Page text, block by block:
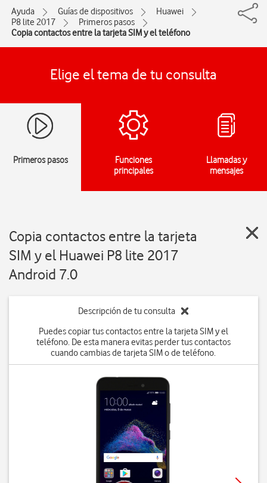
Ayuda Guías de dispositivos
Huawei
P8 lite 2017
Primeros pasos
Copia contactos entre la tarjeta SIM y el teléfono
Elige el tema de tu consulta
Primeros pasos
Funciones
principales
Llamadas y
mensajes
Copia contactos entre la tarjeta
SIM y el Huawei P8 lite 2017
Android 7.0
Descripción de tu consulta
Puedes copiar tus contactos entre la tarjeta SIM y el
teléfono. De esta manera evitas perder tus contactos
cuando cambias de tarjeta SIM o de teléfono.